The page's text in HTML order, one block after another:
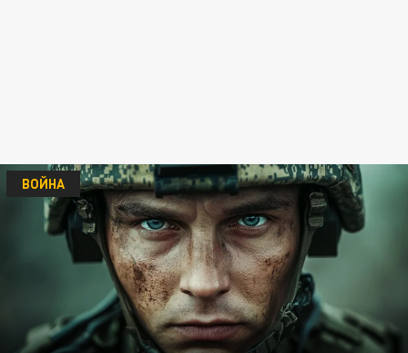
ВОЙНА